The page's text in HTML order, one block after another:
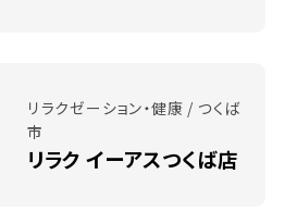
リラクゼーション・健康 / つくば
市
リラク イーアスつくば店